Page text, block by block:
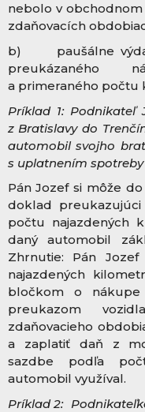
nebolo v
zdaňovacích
b) paušálne
preukázaného
a primeraného počtu
Príklad 1: Podnikateľ
z Bratislavy do
automobil svojho
s uplatnením
Pán Jozef si môže
doklad
počtu najazdených
daný automobil
Zhrnutie: Pán
najazdených
bločkom o
preukazom
zdaňovacieho
a zaplatiť daň z
sazdbe podľa
automobil využíval.
Príklad 2: